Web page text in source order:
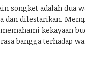
songket adalah dua
dan dilestarikan.
kekayaan
bangga terhadap